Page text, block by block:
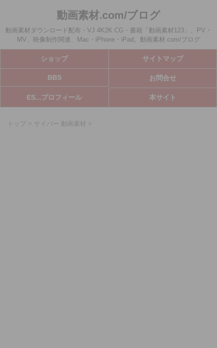
動画素材.com/ブログ
動画素材ダウンロード配布・VJ 4K2K CG・書籍「動画素材123」、PV・
MV、映像制作関連、Mac・iPhone・iPad。動画素材.com/ブログ
ショップ サイトマップ
BBS お問合せ
ES...プロフィール 本サイト
トップ > サイバー 動画素材 >